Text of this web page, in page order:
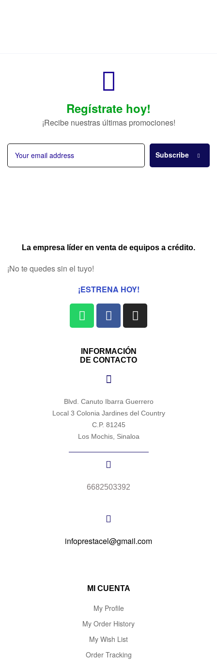
Regístrate hoy!
¡Recibe nuestras últimas promociones!
Subscribe
La empresa líder en venta de equipos a crédito.
¡No te quedes sin el tuyo!
¡ESTRENA HOY!
INFORMACIÓN
DE CONTACTO
Blvd. Canuto Ibarra Guerrero
Local 3 Colonia Jardines del Country
C.P. 81245
Los Mochis, Sinaloa
6682503392
infoprestacel@gmail.com
MI CUENTA
My Profile
My Order History
My Wish List
Order Tracking